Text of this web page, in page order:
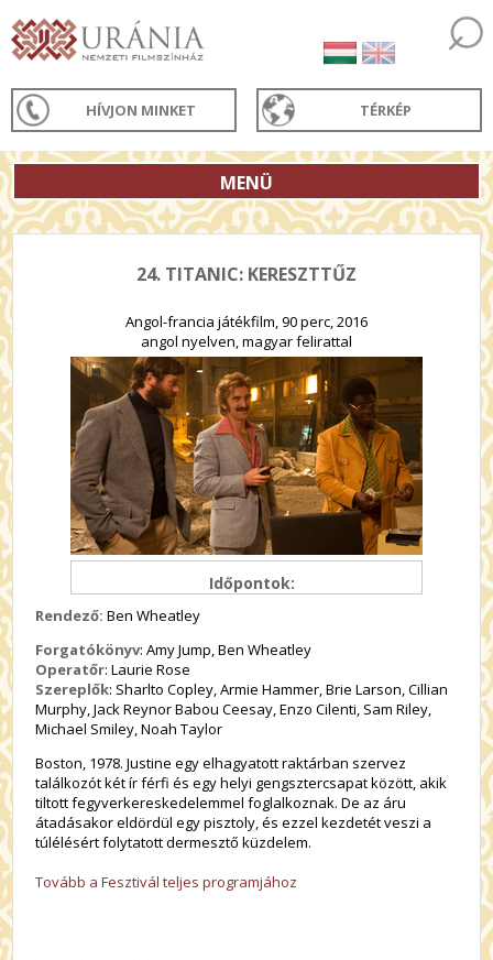
HÍVJON MINKET TÉRKÉP
MENÜ
24. TITANIC: KERESZTTŰZ
Angol-francia játékfilm, 90 perc, 2016
angol nyelven, magyar felirattal
Időpontok:
Rendező: Ben Wheatley
Forgatókönyv: Amy Jump, Ben Wheatley
Operatőr: Laurie Rose
Szereplők: Sharlto Copley, Armie Hammer, Brie Larson, Cillian
Murphy, Jack Reynor Babou Ceesay, Enzo Cilenti, Sam Riley,
Michael Smiley, Noah Taylor
Boston, 1978. Justine egy elhagyatott raktárban szervez
találkozót két ír férfi és egy helyi gengsztercsapat között, akik
tiltott fegyverkereskedelemmel foglalkoznak. De az áru
átadásakor eldördül egy pisztoly, és ezzel kezdetét veszi a
túlélésért folytatott dermesztő küzdelem.
Tovább a Fesztivál teljes programjához